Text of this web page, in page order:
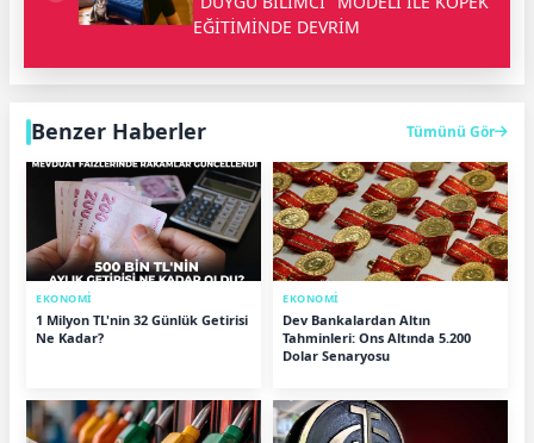
EĞİTİMİNDE DEVRİM
Benzer Haberler Tümünü Gör
EKONOMİ
1 Milyon TL'nin 32 Günlük Getirisi
Ne Kadar?
EKONOMİ
Dev Bankalardan Altın
Tahminleri: Ons Altında 5.200
Dolar Senaryosu